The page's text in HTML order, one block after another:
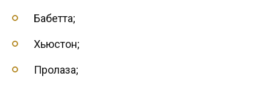
Бабетта;
Хьюстон;
Пролаза;